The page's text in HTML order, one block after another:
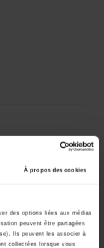
À propos des cookies
des options liées aux médias
peuvent être partagées
Ils peuvent les associer à
collectées lorsque vous